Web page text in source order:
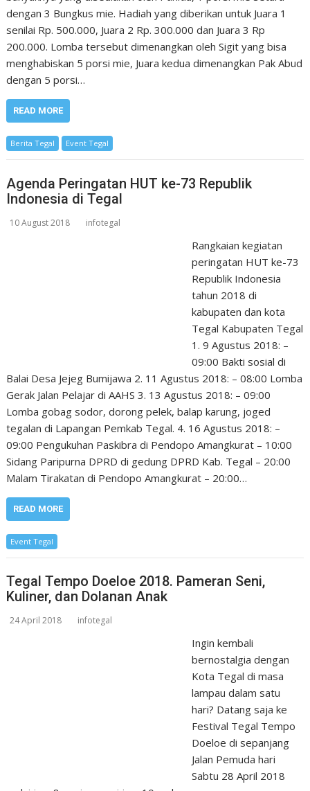
dengan 3 Bungkus mie. Hadiah yang diberikan untuk Juara 1
senilai Rp. 500.000, Juara 2 Rp. 300.000 dan Juara 3 Rp
200.000. Lomba tersebut dimenangkan oleh Sigit yang bisa
menghabiskan 5 porsi mie, Juara kedua dimenangkan Pak Abud
dengan 5 porsi…
READ MORE
Berita Tegal Event Tegal
Agenda Peringatan HUT ke-73 Republik
Indonesia di Tegal
10 August 2018 infotegal
Rangkaian kegiatan
peringatan HUT ke-73
Republik Indonesia
tahun 2018 di
kabupaten dan kota
Tegal Kabupaten Tegal
1. 9 Agustus 2018: –
09:00 Bakti sosial di
Balai Desa Jejeg Bumijawa 2. 11 Agustus 2018: – 08:00 Lomba
Gerak Jalan Pelajar di AAHS 3. 13 Agustus 2018: – 09:00
Lomba gobag sodor, dorong pelek, balap karung, joged
tegalan di Lapangan Pemkab Tegal. 4. 16 Agustus 2018: –
09:00 Pengukuhan Paskibra di Pendopo Amangkurat – 10:00
Sidang Paripurna DPRD di gedung DPRD Kab. Tegal – 20:00
Malam Tirakatan di Pendopo Amangkurat – 20:00…
READ MORE
Event Tegal
Tegal Tempo Doeloe 2018. Pameran Seni,
Kuliner, dan Dolanan Anak
24 April 2018 infotegal
Ingin kembali
bernostalgia dengan
Kota Tegal di masa
lampau dalam satu
hari? Datang saja ke
Festival Tegal Tempo
Doeloe di sepanjang
Jalan Pemuda hari
Sabtu 28 April 2018